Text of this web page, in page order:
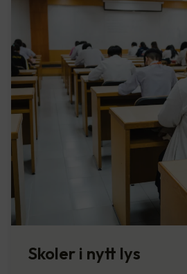
Skoler i nytt lys